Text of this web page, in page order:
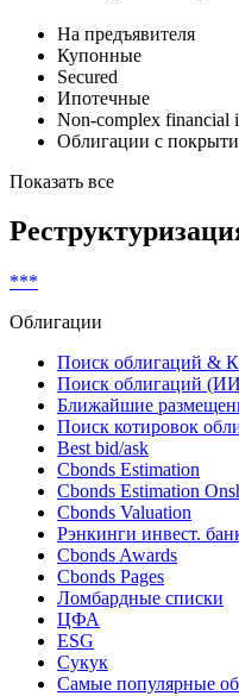
На предъявителя
Купонные
Secured
Ипотечные
Non-complex financial
Облигации с
Показать все
***
Облигации
Поиск облигаций &
Поиск облигаций
Ближайшие
Поиск котировок
Best bid/ask
Cbonds Estimation
Cbonds Estimation
Cbonds Valuation
Рэнкинги инвест.
Cbonds Awards
Cbonds Pages
Ломбардные списки
ЦФА
ESG
Сукук
Самые популярные